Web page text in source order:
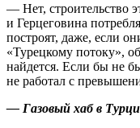
— Нет, строительство
и Герцеговина
построят, даже, если
«Турецкому потоку»,
найдется. Если бы не
не работал с
— Газовый хаб в